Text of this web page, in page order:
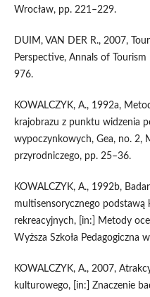
Wrocław, pp. 221–229.
DUIM, VAN DER R., 2007,
Perspective, Annals of
976.
KOWALCZYK, A., 1992a,
krajobrazu z punktu widzenia
wypoczynkowych, Gea, no. 2,
przyrodniczego, pp. 25–36.
KOWALCZYK, A., 1992b,
multisensorycznego podstawą
rekreacyjnych, [in:] Metody
Wyższa Szkoła Pedagogiczna
KOWALCZYK, A., 2007,
kulturowego, [in:] Znaczenie